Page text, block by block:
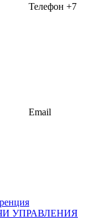
Телефон +7
Email
УПРАВЛЕНИЯ